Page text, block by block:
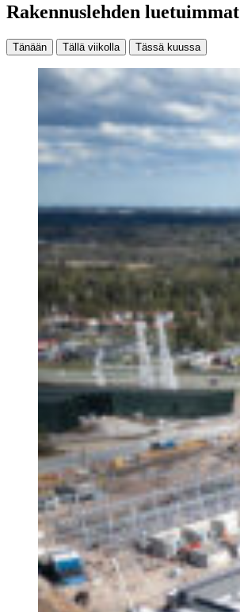
Rakennuslehden luetuimmat
Tänään Tällä viikolla Tässä kuussa